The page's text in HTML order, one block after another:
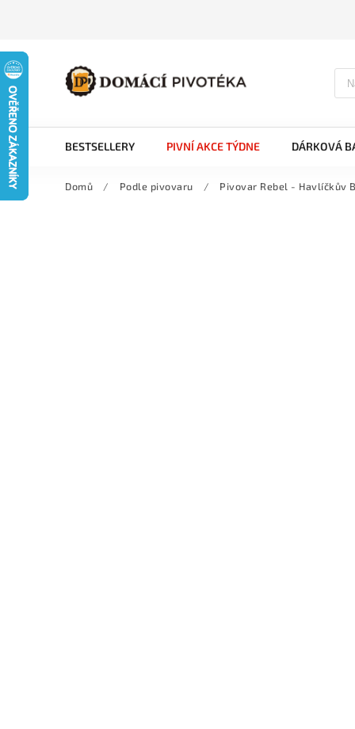
BESTSELLERY PIVNÍ AKCE TÝDNE DÁRKOVÁ
Domů / Podle pivovaru / Pivovar Rebel - Havlíčkův